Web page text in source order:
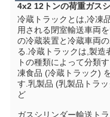
4x2 12トンの荷重ガス
冷蔵トラックとは,冷凍
用される閉室輸送車両
の冷蔵装置と冷蔵車両
る.冷蔵トラックは,製造
トの種類によって分類
凍食品 (冷蔵トラック)
す.乳製品 (乳製品トラ
ど
ガスシリンダー輸送ト